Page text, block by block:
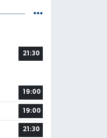
21:30
19:00
19:00
21:30